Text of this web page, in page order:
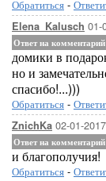
Обратиться -
Elena_Kalusch 01-
Ответ на
домики в
но и
спасибо!...)))
Обратиться -
ZnichKa 02-01-
Ответ на
и благополучия!
Обратиться -